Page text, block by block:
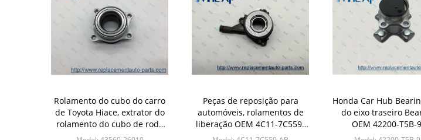
Rolamento do cubo do carro
de Toyota Hiace, extrator do
rolamento do cubo de roda
traseira 43560-26010
Peças de reposição para
automóveis, rolamentos de
liberação OEM 4C11-7C559-
AB 1468026 para Ford
Honda Car Hub
do eixo traseiro
OEM 42200-T5B-